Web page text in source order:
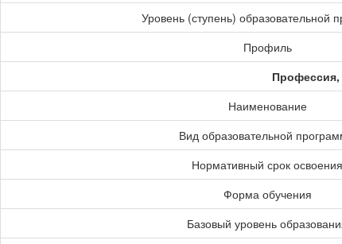
Уровень (ступень) образовательной
Профиль
Профессия,
Наименование
Вид образовательной
Нормативный срок освоения
Форма обучения
Базовый уровень